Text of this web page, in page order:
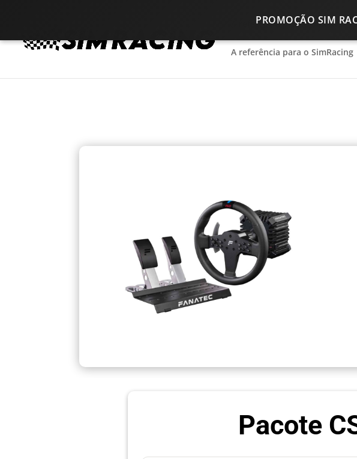
PROMOÇÃO SIM
A referência para o SimRacing
A referência para o SimRacing
Pacote